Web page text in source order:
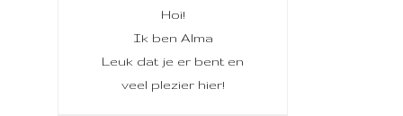
Hoi!
Ik ben Alma
Leuk dat je er bent en
veel plezier hier!